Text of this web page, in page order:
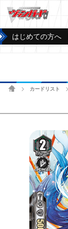
はじめての方へ
ホームカードリスト